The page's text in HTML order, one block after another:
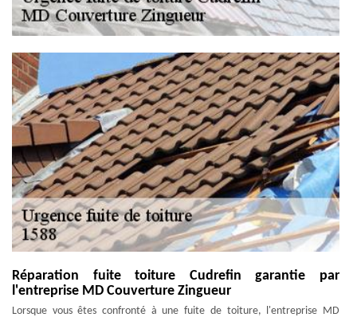
Réparation fuite toiture Cudrefin garantie par
l'entreprise MD Couverture Zingueur
Lorsque vous êtes confronté à une fuite de toiture, l'entreprise MD